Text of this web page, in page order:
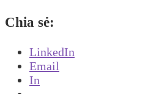
Chia sẻ:
LinkedIn
Email
In